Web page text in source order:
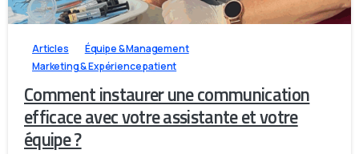
Articles
Équipe & Management
Marketing & Expérience patient
Comment instaurer une communication
efficace avec votre assistante et votre
équipe ?